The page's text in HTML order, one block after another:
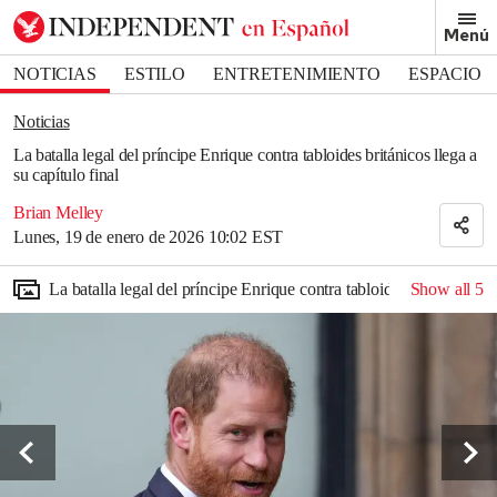
Menú
NOTICIAS ESTILO ENTRETENIMIENTO
ESPACIO
DEPORTES
Noticias
La batalla legal del príncipe Enrique contra tabloides británicos llega a
su capítulo final
Brian Melley
Lunes, 19 de enero de 2026 10:02 EST
Bookmark popover
Removed from bookmarks
Close popover
La batalla legal del príncipe Enrique contra tabloides británicos
Show all 5